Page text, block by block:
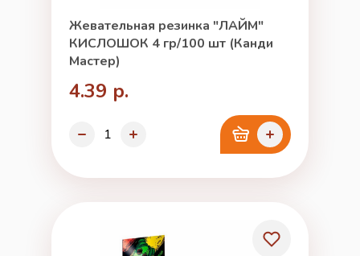
Жевательная резинка "ЛАЙМ"
КИСЛОШОК 4 гр/100 шт (Канди
Мастер)
4.39 р.